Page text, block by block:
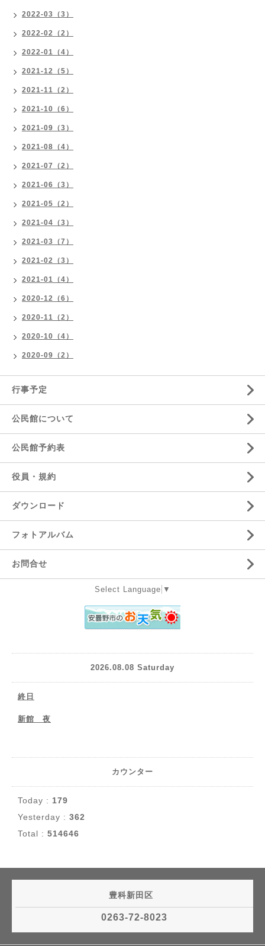
2022-03（3）
2022-02（2）
2022-01（4）
2021-12（5）
2021-11（2）
2021-10（6）
2021-09（3）
2021-08（4）
2021-07（2）
2021-06（3）
2021-05（2）
2021-04（3）
2021-03（7）
2021-02（3）
2021-01（4）
2020-12（6）
2020-11（2）
2020-10（4）
2020-09（2）
行事予定
公民館について
公民館予約表
役員・規約
ダウンロード
フォトアルバム
お問合せ
Select Language ▼
2026.08.08 Saturday
終日
新館 夜
カウンター
Today : 179
Yesterday : 362
Total : 514646
豊科新田区
0263-72-8023